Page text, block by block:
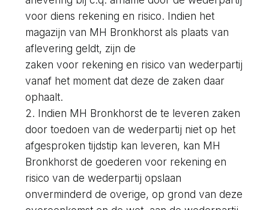
voor diens rekening en risico. Indien het
magazijn van MH Bronkhorst als plaats van
aflevering geldt, zijn de
zaken voor rekening en risico van wederpartij
vanaf het moment dat deze de zaken daar
ophaalt.
2. Indien MH Bronkhorst de te leveren zaken
door toedoen van de wederpartij niet op het
afgesproken tijdstip kan leveren, kan MH
Bronkhorst de goederen voor rekening en
risico van de wederpartij opslaan
onverminderd de overige, op grond van deze